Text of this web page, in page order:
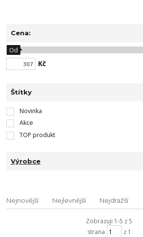
Cena:
Kč
Od
Štítky
Novinka
Akce
TOP produkt
Výrobce
Nejnovější Nejlevnější Nejdražší
Zobrazuji 1-5 z 5
strana
z 1